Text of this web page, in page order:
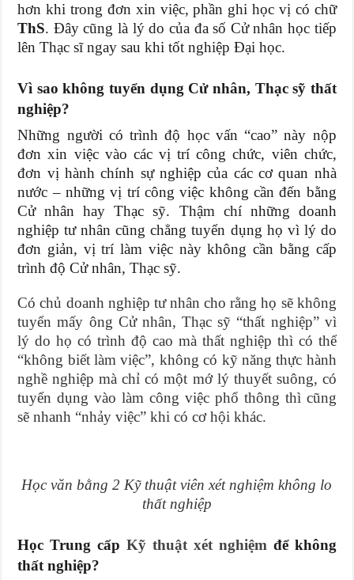
hơn khi trong đơn xin việc, phần ghi học vị có chữ
ThS. Đây cũng là lý do của đa số Cử nhân học tiếp
lên Thạc sĩ ngay sau khi tốt nghiệp Đại học.
Vì sao không tuyển dụng Cử nhân, Thạc sỹ thất
nghiệp?
Những người có trình độ học vấn “cao” này nộp
đơn xin việc vào các vị trí công chức, viên chức,
đơn vị hành chính sự nghiệp của các cơ quan nhà
nước – những vị trí công việc không cần đến bằng
Cử nhân hay Thạc sỹ. Thậm chí những doanh
nghiệp tư nhân cũng chẳng tuyển dụng họ vì lý do
đơn giản, vị trí làm việc này không cần bằng cấp
trình độ Cử nhân, Thạc sỹ.
Có chủ doanh nghiệp tư nhân cho rằng họ sẽ không
tuyển mấy ông Cử nhân, Thạc sỹ “thất nghiệp” vì
lý do họ có trình độ cao mà thất nghiệp thì có thể
“không biết làm việc”, không có kỹ năng thực hành
nghề nghiệp mà chỉ có một mớ lý thuyết suông, có
tuyển dụng vào làm công việc phổ thông thì cũng
sẽ nhanh “nhảy việc” khi có cơ hội khác.
Học văn bằng 2 Kỹ thuật viên xét nghiệm không lo
thất nghiệp
Học Trung cấpKỹ thuật xét nghiệm để không
thất nghiệp?